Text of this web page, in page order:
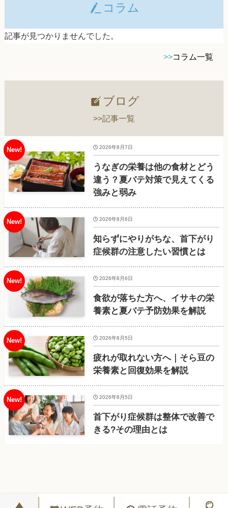
コラム
記事が見つかりませんでした。
>>コラム一覧
ブログ
>>記事一覧
うなぎの栄養は他の食材とどう
違う？夏バテ対策で見えてくる
強みと弱み
2026年8月7日
知らずにやりがちな、首下がり
症候群の注意したい習慣とは
2026年8月6日
食欲が落ちた方へ、イサキの栄
養素と夏バテ予防効果を解説
2026年8月6日
疲れが取れない方へ｜そら豆の
栄養素と回復効果を解説
2026年8月5日
首下がり症候群は整体で改善で
きる?その理由とは
2026年8月5日